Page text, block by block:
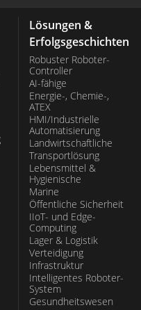
Lösungen &
Erfolgsgeschichten
Robuster Roboter-
Controller
AI-fähige
Energie-, Chemie-,
ATEX
HMI/Industrielle
Automatisierung
Landwirtschaftliche
Transportlösung
Lebensmittel &
Hygienische
Marine
Öffentliche Sicherheit
IIoT- und Edge-
Computing
Lager & Logistik
Verteidigung
Infrastruktur
Intelligentes Roboter-
System
Gesundheitswesen